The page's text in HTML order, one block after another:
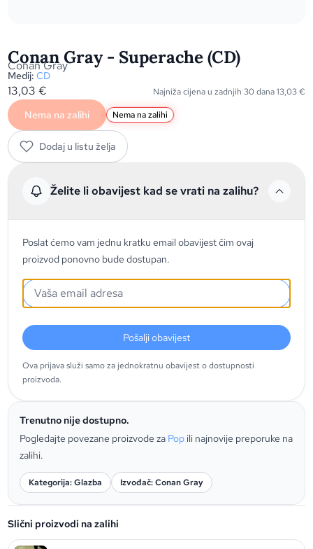
Conan Gray - Superache (CD)
Conan Gray
Medij: CD
13,03€ Najniža cijena u zadnjih 30 dana13,03€
Nema na zalihi Nema na zalihi
Dodaj u listu želja
Želite li obavijest kad se vrati na zalihu?
Poslat ćemo vam jednu kratku email obavijest čim ovaj
proizvod ponovno bude dostupan.
Pošalji obavijest
Ova prijava služi samo za jednokratnu obavijest o dostupnosti
proizvoda.
Trenutno nije dostupno.
Pogledajte povezane proizvode za Pop ili najnovije preporuke na
zalihi.
Kategorija: Glazba Izvođač: Conan Gray
Slični proizvodi na zalihi